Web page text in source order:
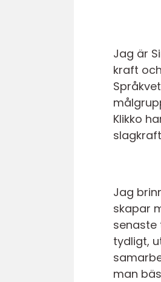
Jag är
kraft
Klikko
Jag
skapar
senaste
tydligt,
man